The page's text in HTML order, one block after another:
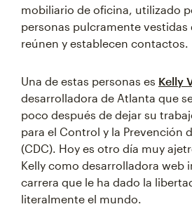
mobiliario de oficina, utilizado
personas pulcramente vestidas
reúnen y establecen contactos.
Una de estas personas es Kelly
desarrolladora de Atlanta que
poco después de dejar su
para el Control y la Prevención
(CDC). Hoy es otro día muy
Kelly como desarrolladora web
carrera que le ha dado la
literalmente el mundo.